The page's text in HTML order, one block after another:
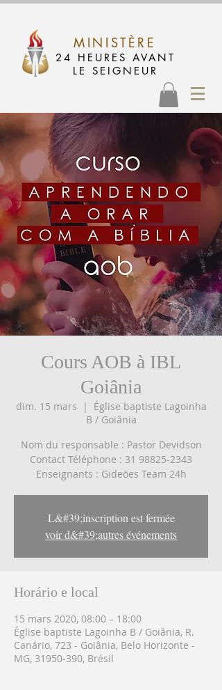
MINISTÈRE
24 HEURES AVANT
LE SEIGNEUR
Cours AOB à IBL
Goiânia
dim. 15 mars
  |
Église baptiste Lagoinha
B / Goiânia
Nom du responsable : Pastor Devidson
Contact Téléphone : 31 98825-2343
Enseignants : Gideões Team 24h
L&#39;inscription est fermée
voir d&#39;autres événements
Horário e local
15 mars 2020, 08:00 – 18:00
Église baptiste Lagoinha B / Goiânia, R.
Canário, 723 - Goiânia, Belo Horizonte -
MG, 31950-390, Brésil